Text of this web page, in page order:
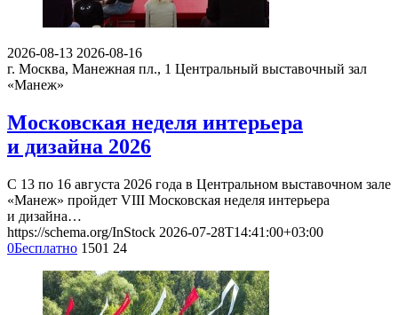
2026-08-13 2026-08-16
г. Москва, Манежная пл., 1 Центральный выставочный зал
«Манеж»
Московская неделя интерьера
и дизайна 2026
С 13 по 16 августа 2026 года в Центральном выставочном зале
«Манеж» пройдет VIII Московская неделя интерьера
и дизайна…
https://schema.org/InStock 2026-07-28T14:41:00+03:00
0Бесплатно 1501 24